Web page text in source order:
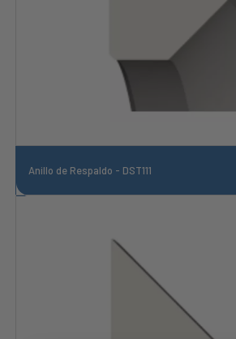
Anillo de Respaldo - DST111